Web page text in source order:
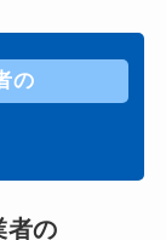
の
者の